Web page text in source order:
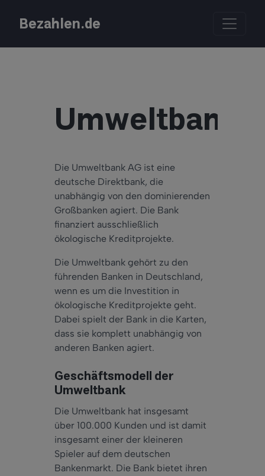
Bezahlen.de
Umweltbank
Die Umweltbank AG ist eine
deutsche Direktbank, die
unabhängig von den dominierenden
Großbanken agiert. Die Bank
finanziert ausschließlich
ökologische Kreditprojekte.
Die Umweltbank gehört zu den
führenden Banken in Deutschland,
wenn es um die Investition in
ökologische Kreditprojekte geht.
Dabei spielt der Bank in die Karten,
dass sie komplett unabhängig von
anderen Banken agiert.
Geschäftsmodell der
Umweltbank
Die Umweltbank hat insgesamt
über 100.000 Kunden und ist damit
insgesamt einer der kleineren
Spieler auf dem deutschen
Bankenmarkt. Die Bank bietet ihren